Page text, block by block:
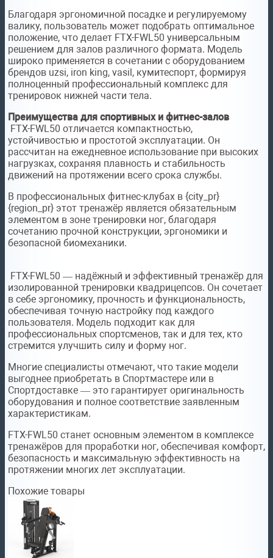
Благодаря эргономичной посадке и регулируемому
валику, пользователь может подобрать оптимальное
положение, что делает FTX-FWL50 универсальным
решением для залов различного формата. Модель
широко применяется в сочетании с оборудованием
брендов uzsi, iron king, vasil, кумитеспорт, формируя
полноценный профессиональный комплекс для
тренировок нижней части тела.
Преимущества для спортивных и фитнес-залов
FTX-FWL50 отличается компактностью,
устойчивостью и простотой эксплуатации. Он
рассчитан на ежедневное использование при высоких
нагрузках, сохраняя плавность и стабильность
движений на протяжении всего срока службы.
В профессиональных фитнес-клубах в {city_pr}
{region_pr} этот тренажёр является обязательным
элементом в зоне тренировки ног, благодаря
сочетанию прочной конструкции, эргономики и
безопасной биомеханики.
FTX-FWL50 — надёжный и эффективный тренажёр для
изолированной тренировки квадрицепсов. Он сочетает
в себе эргономику, прочность и функциональность,
обеспечивая точную настройку под каждого
пользователя. Модель подходит как для
профессиональных спортсменов, так и для тех, кто
стремится улучшить силу и форму ног.
Многие специалисты отмечают, что такие модели
выгоднее приобретать в Спортмастере или в
Спортдоставке — это гарантирует оригинальность
оборудования и полное соответствие заявленным
характеристикам.
FTX-FWL50 станет основным элементом в комплексе
тренажёров для проработки ног, обеспечивая комфорт,
безопасность и максимальную эффективность на
протяжении многих лет эксплуатации.
Похожие товары